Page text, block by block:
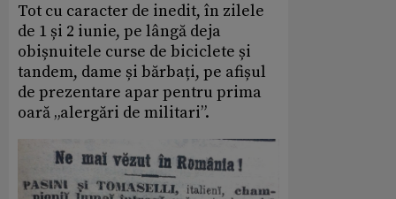
Tot cu caracter de inedit, în zilele
de 1 și 2 iunie, pe lângă deja
obișnuitele curse de biciclete și
tandem, dame și bărbați, pe afișul
de prezentare apar pentru prima
oară „alergări de militari”.